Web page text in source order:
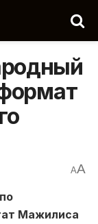
AA
Мажилиса